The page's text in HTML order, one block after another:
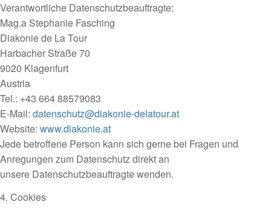
Verantwortliche Datenschutzbeauftragte:
Mag.a Stephanie Fasching
Diakonie de La Tour
Harbacher Straße 70
9020 Klagenfurt
Austria
Tel.: +43 664 88579083
E-Mail: datenschutz@diakonie-delatour.at
Website: www.diakonie.at
Jede betroffene Person kann sich gerne bei Fragen und
Anregungen zum Datenschutz direkt an
unsere Datenschutzbeauftragte wenden.
4. Cookies